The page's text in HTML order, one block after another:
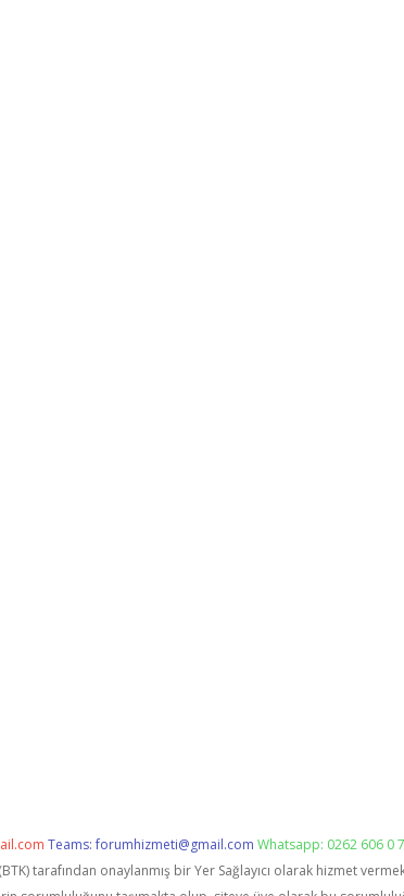
Teams:forumhizmeti@gmail.com Whatsapp: 0262 606 0
tarafından onaylanmış bir Yer Sağlayıcı olarak hizmet